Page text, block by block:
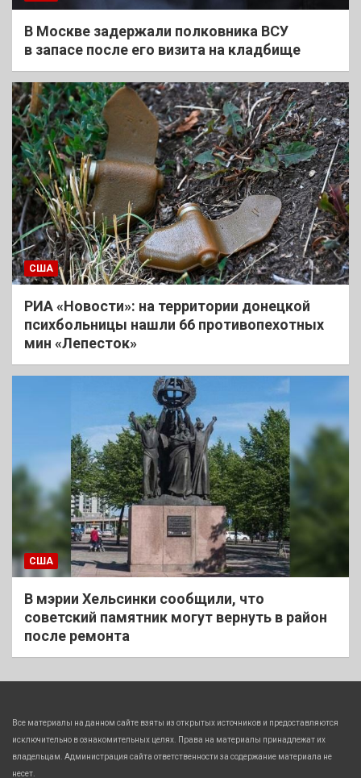
В Москве задержали полковника ВСУ
в запасе после его визита на кладбище
США
РИА «Новости»: на территории донецкой
психбольницы нашли 66 противопехотных
мин «Лепесток»
США
В мэрии Хельсинки сообщили, что
советский памятник могут вернуть в район
после ремонта
Все материалы на данном сайте взяты из открытых источников и предоставляются
исключительно в ознакомительных целях. Права на материалы принадлежат их
владельцам. Администрация сайта ответственности за содержание материала не
несет.